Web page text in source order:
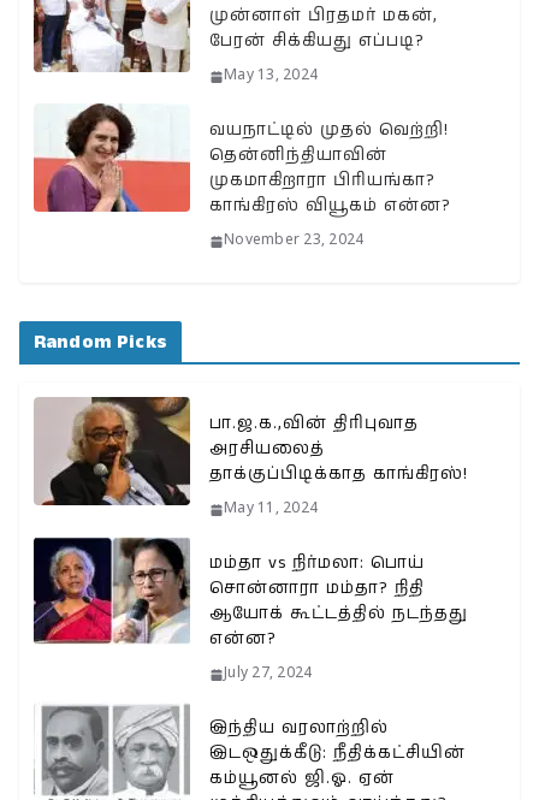
முன்னாள் பிரதமர் மகன்,
பேரன் சிக்கியது எப்படி?
May 13, 2024
வயநாட்டில் முதல் வெற்றி!
தென்னிந்தியாவின்
முகமாகிறாரா பிரியங்கா?
காங்கிரஸ் வியூகம் என்ன?
November 23, 2024
Random Picks
பா.ஜ.க.,வின் திரிபுவாத
அரசியலைத்
தாக்குப்பிடிக்காத காங்கிரஸ்!
May 11, 2024
மம்தா vs நிர்மலா: பொய்
சொன்னாரா மம்தா? நிதி
ஆயோக் கூட்டத்தில் நடந்தது
என்ன?
July 27, 2024
இந்திய வரலாற்றில்
இடஒதுக்கீடு: நீதிக்கட்சியின்
கம்யூனல் ஜி.ஓ. ஏன்